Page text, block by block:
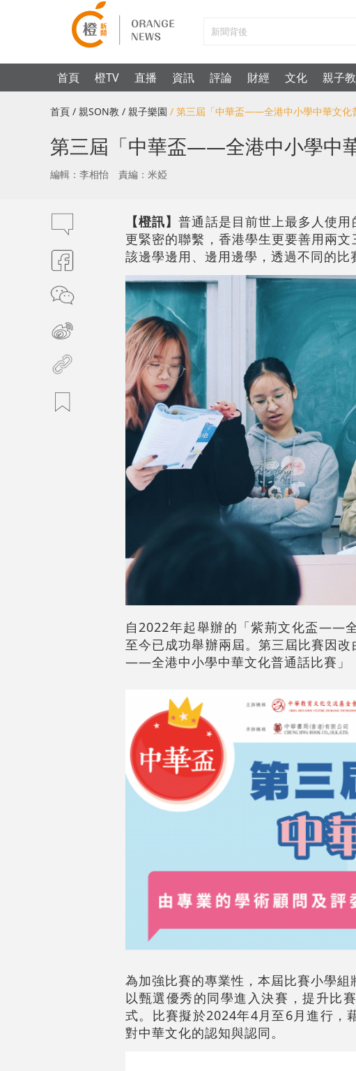
首頁 橙TV 直播 資訊 評論 財經 文化 親子
首頁 / 親SON教 / 親子樂園 / 第三屆「中華盃——全港中小學中華文化
第三屆「中華盃——全港中小學中
編輯：李相怡 責編：米婭
【橙訊】普通話是目前世上最多人使
更緊密的聯繫，香港學生更要善用兩
該邊學邊用、邊用邊學，透過不同的比
自2022年起舉辦的「紫荊文化盃——
至今已成功舉辦兩屆。第三屆比賽因
——全港中小學中華文化普通話比賽」
為加強比賽的專業性，本屆比賽小學組
以甄選優秀的同學進入決賽，提升比
式。比賽擬於2024年4月至6月進行，
對中華文化的認知與認同。